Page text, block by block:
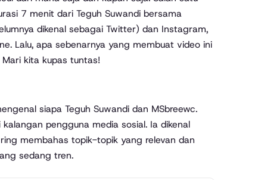
7 menit dari Teguh Suwandi bersama
dikenal sebagai Twitter) dan Instagram,
Lalu, apa sebenarnya yang membuat video ini
kita kupas tuntas!
siapa Teguh Suwandi dan MSbreewc.
pengguna media sosial. Ia dikenal
membahas topik-topik yang relevan dan
sedang tren.